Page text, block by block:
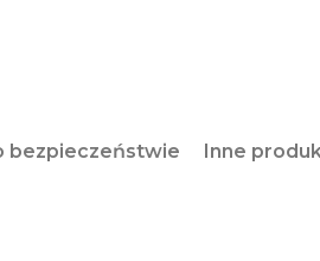
bezpieczeństwie Inne